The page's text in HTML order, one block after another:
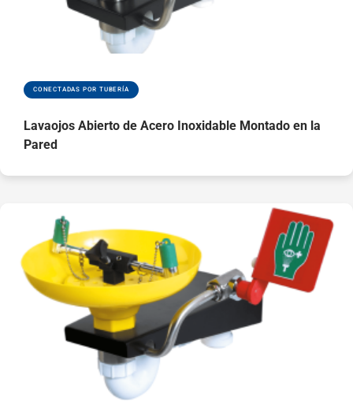
CONECTADAS POR TUBERÍA
Lavaojos Abierto de Acero Inoxidable Montado en la
Pared